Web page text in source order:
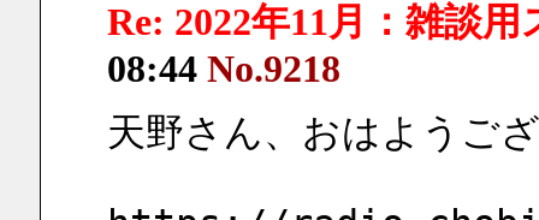
Re: 2022年11月：雑談
08:44 No.9218
天野さん、おはようご